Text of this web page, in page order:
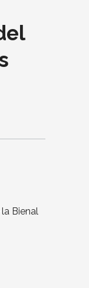
Bienal